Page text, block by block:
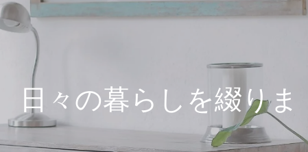
日々の暮らし を綴ります